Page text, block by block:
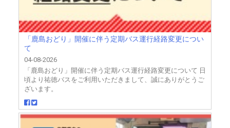
「鹿島おどり」開催に伴う定期バス運行経路変更につい
て
04-08-2026
「鹿島おどり」開催に伴う定期バス運行経路変更について 日
頃より祐徳バスをご利用いただきまして、誠にありがとうご
ざいます。